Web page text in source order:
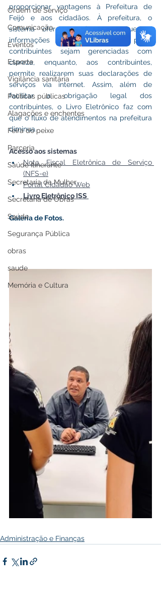
Ordem de Serviço
Comunicação
Eventos
Esporte
Vigilância sanitária
Políticas públicas
Alagações e enchentes
Feira do peixe
Parceria
Saúde Itinerante
Secretaria da Mulher
Secretaria de Obras
Saúde
Segurança Pública
obras
saude
Memória e Cultura
proporcionar vantagens à Prefeitura de
Feijó e aos cidadãos. À prefeitura, o
sistema oferece meios para que as
informações declaradas pelos
contribuintes sejam gerenciadas com
clareza, enquanto, aos contribuintes,
permite realizarem suas declarações de
serviços via internet. Assim, além de
facilitar a obrigação legal dos
contribuintes, o Livro Eletrônico faz com
que o fluxo de atendimentos na prefeitura
diminua.
Acesso aos sistemas
Nota Fiscal Eletrônica de Serviço
(NFS-e)
Portal Cidadão Web
Livro Eletrônico ISS
Galeria de Fotos.
Administração e Finanças